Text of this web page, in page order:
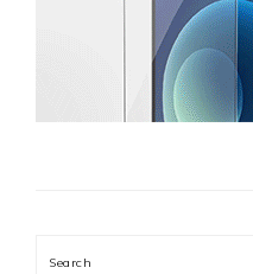
Search